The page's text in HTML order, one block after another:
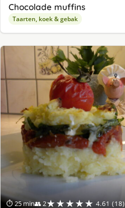
Chocolade muffins
Taarten, koek & gebak
⏱ 25 min👥 2★★★★★ 4.61 (18)